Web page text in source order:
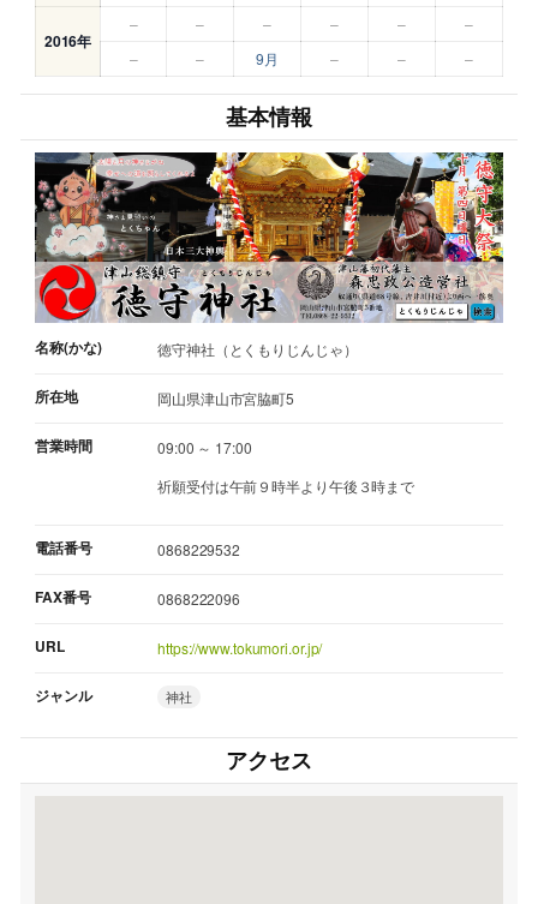
2016年
– – – – –
–
–
– 9月 – – –
基本情報
名称(かな) 徳守神社（とくもりじんじゃ）
所在地 岡山県津山市宮脇町5
営業時間
09:00 ～ 17:00
祈願受付は午前９時半より午後３時まで
電話番号 0868229532
FAX番号 0868222096
URL https://www.tokumori.or.jp/
ジャンル 神社
アクセス